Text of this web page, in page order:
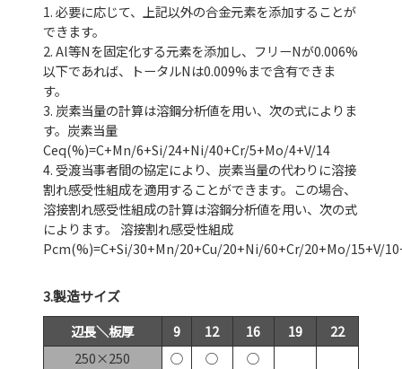
1. 必要に応じて、上記以外の合金元素を添加することが
できます。
2. Al等Nを固定化する元素を添加し、フリーNが0.006%
以下であれば、トータルNは0.009%まで含有できま
す。
3. 炭素当量の計算は溶鋼分析値を用い、次の式によりま
す。炭素当量
Ceq(%)=C+Mn/6+Si/24+Ni/40+Cr/5+Mo/4+V/14
4. 受渡当事者間の協定により、炭素当量の代わりに溶接
割れ感受性組成を適用することができます。この場合、
溶接割れ感受性組成の計算は溶鋼分析値を用い、次の式
によります。 溶接割れ感受性組成
Pcm(%)=C+Si/30+Mn/20+Cu/20+Ni/60+Cr/20+Mo/15+V/
3.製造サイズ
辺長＼板厚
9 12 16 19
22
250×250
○ ○
○